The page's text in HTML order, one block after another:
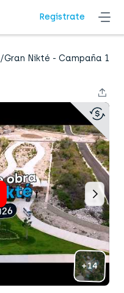
Regístrate
/Gran Nikté - Campaña 1
+14